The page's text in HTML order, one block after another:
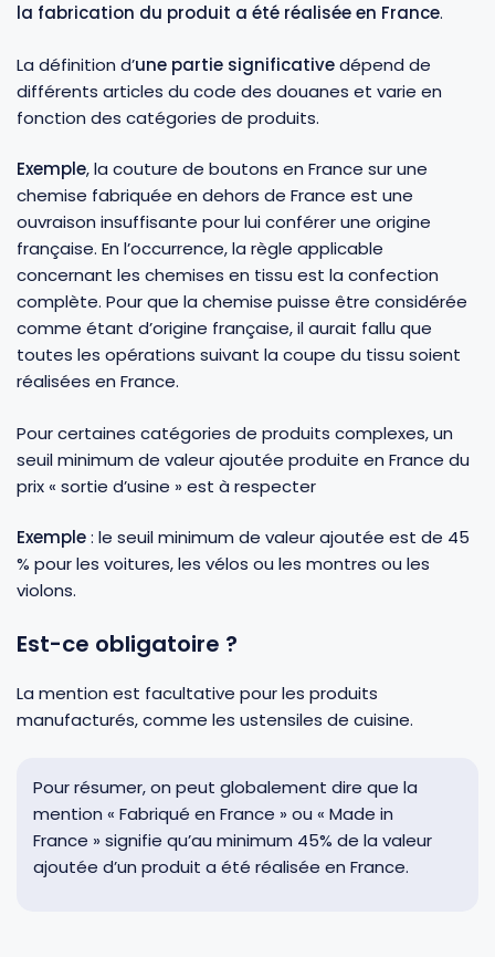
la fabrication du produit a été réalisée en France.
La définition d’une partie significativedépend de
différents articles du code des douanes et varie en
fonction des catégories de produits.
Exemple, la couture de boutons en France sur une
chemise fabriquée en dehors de France est une
ouvraison insuffisante pour lui conférer une origine
française. En l’occurrence, la règle applicable
concernant les chemises en tissu est la confection
complète. Pour que la chemise puisse être considérée
comme étant d’origine française, il aurait fallu que
toutes les opérations suivant la coupe du tissu soient
réalisées en France.
Pour certaines catégories de produits complexes, un
seuil minimum de valeur ajoutée produite en France du
prix « sortie d’usine » est à respecter
Exemple: le seuil minimum de valeur ajoutée est de 45
% pour les voitures, les vélos ou les montres ou les
violons.
Est-ce obligatoire ?
La mention est facultative pour les produits
manufacturés, comme les ustensiles de cuisine.
Pour résumer, on peut globalement dire que la
mention « Fabriqué en France » ou « Made in
France » signifie qu’au minimum 45% de la valeur
ajoutée d’un produit a été réalisée en France.